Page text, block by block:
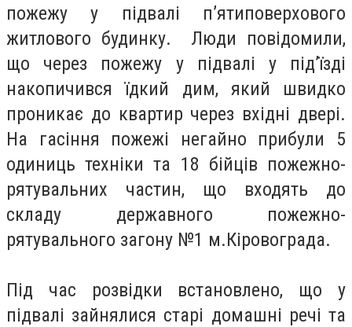
пожежу у підвалі п’ятиповерхового
житлового будинку. Люди повідомили,
що через пожежу у підвалі у під’їзді
накопичився їдкий дим, який швидко
проникає до квартир через вхідні двері.
На гасіння пожежі негайно прибули 5
одиниць техніки та 18 бійців пожежно-
рятувальних частин, що входять до
складу державного пожежно-
рятувального загону №1 м.Кіровограда.
Під час розвідки встановлено, що у
підвалі зайнялися старі домашні речі та